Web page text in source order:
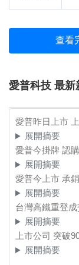
查看
愛普科技 最新
愛普昨日上市
展開摘要
愛普今掛牌 認
展開摘要
愛普今上市 承
展開摘要
台灣高鐵重登
展開摘要
上市公司 突破
展開摘要